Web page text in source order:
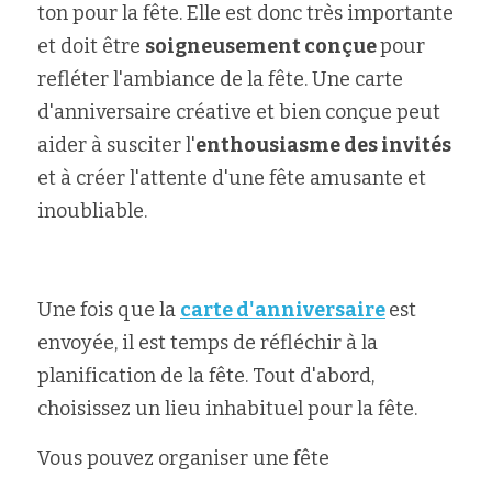
ton pour la fête. Elle est donc très importante
et doit être soigneusement conçue pour
refléter l'ambiance de la fête. Une carte
d'anniversaire créative et bien conçue peut
aider à susciter l'enthousiasme des invités
et à créer l'attente d'une fête amusante et
inoubliable.
Une fois que la carte d'anniversaireest
envoyée, il est temps de réfléchir à la
planification de la fête. Tout d'abord,
choisissez un lieu inhabituel pour la fête.
Vous pouvez organiser une fête